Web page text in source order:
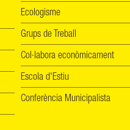
Ecologisme
Grups de Treball
Col·labora econòmicament
Escola d'Estiu
Conferència Municipalista